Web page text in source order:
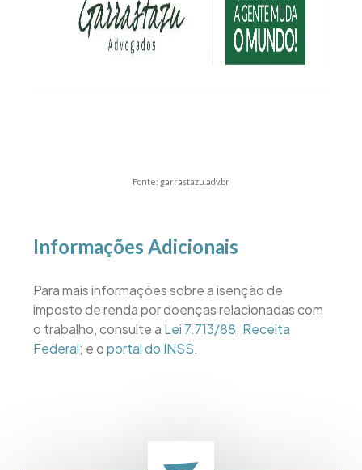
Fonte: garrastazu.adv.br
Informações Adicionais
Para mais informações sobre a isenção de
imposto de renda por doenças relacionadas com
o trabalho, consulte a Lei 7.713/88; Receita
Federal; e oportal do INSS.